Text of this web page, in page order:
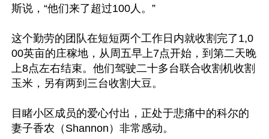
斯说，“他们来了超过100人。”
这个勤劳的团队在短短两个工作日内就收割完了1,0
00英亩的庄稼地，从周五早上7点开始，到第二天晚
上8点左右结束。他们驾驶二十多台联合收割机收割
玉米，另有两到三台收割大豆。
目睹小区成员的爱心付出，正处于悲痛中的科尔的
妻子香农（Shannon）非常感动。